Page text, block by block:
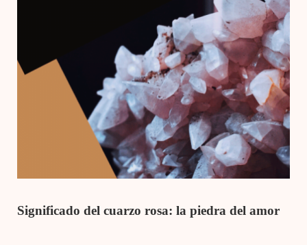
Significado del cuarzo rosa: la piedra del amor